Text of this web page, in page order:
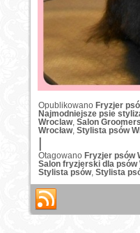
Opublikowano Fryzjer
Najmodniejsze psie
Wroclaw, Salon
Wrocław, Stylista psów
|
Otagowano Fryzjer psów
Salon fryzjerski dla psów
Stylista psów, Stylista